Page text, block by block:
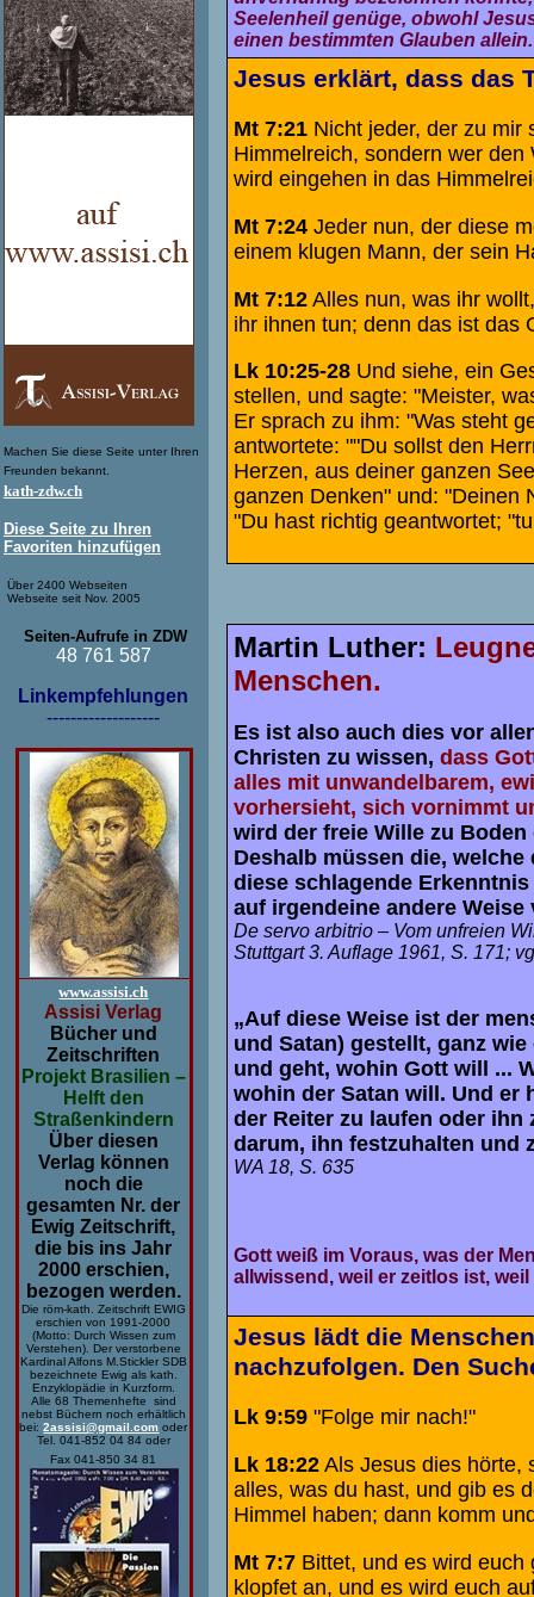
Machen Sie diese Seite unter Ihren
Freunden bekannt.
kath-zdw.ch
Diese Seite zu Ihren
Favoriten hinzufügen
Über 2400 Webseiten
Webseite seit Nov. 2005
Seiten-Aufrufe in ZDW
48 761 587
Linkempfehlungen
-------------------
www.assisi.ch
Assisi Verlag
Bücher und
Zeitschriften
Projekt Brasilien –
Helft den
Straßenkindern
Über diesen
Verlag können
noch die
gesamten Nr. der
Ewig Zeitschrift,
die bis ins Jahr
2000 erschien,
bezogen werden.
Die röm-kath. Zeitschrift EWIG
erschien von 1991-2000
(Motto: Durch Wissen zum
Verstehen). Der verstorbene
Kardinal Alfons M.Stickler SDB
bezeichnete Ewig als kath.
Enzyklopädie in Kurzform.
Alle 68 Themenhefte sind
nebst Büchern noch erhältlich
bei:2assisi@gmail.com oder
Tel. 041-852 04 84 oder
Fax 041-850 34 81
Seelenheil genüge, obwohl
einen bestimmten Glauben allein.
Jesus erklärt, dass das
Mt 7:21 Nicht jeder, der zu mir
Himmelreich, sondern wer
wird eingehen in das
Mt 7:24 Jeder nun, der diese
einem klugen Mann, der sein
Mt 7:12 Alles nun, was ihr
ihr ihnen tun; denn das ist das
Lk 10:25-28 Und siehe, ein
stellen, und sagte: "Meister,
Er sprach zu ihm: "Was steht
antwortete: ""Du sollst den
Herzen, aus deiner ganzen
ganzen Denken" und: "Deinen
"Du hast richtig geantwortet;
Martin Luther:
Menschen.
Es ist also auch dies vor
Christen zu wissen, dass
alles mit unwandelbarem,
vorhersieht, sich vornimmt
wird der freie Wille zu
Deshalb müssen die,
diese schlagende
auf irgendeine andere
De servo arbitrio – Vom unfreien
Stuttgart 3. Auflage 1961, S. 171;
„Auf diese Weise ist der
und Satan) gestellt, ganz
und geht, wohin Gott will ...
wohin der Satan will. Und er
der Reiter zu laufen oder
darum, ihn festzuhalten und
WA 18, S. 635
Gott weiß im Voraus, was der
allwissend, weil er zeitlos ist,
Jesus lädt die
nachzufolgen. Den
Lk 9:59 "Folge mir nach!"
Lk 18:22 Als Jesus dies hörte,
alles, was du hast, und gib es
Himmel haben; dann komm
Mt 7:7 Bittet, und es wird
klopfet an, und es wird euch